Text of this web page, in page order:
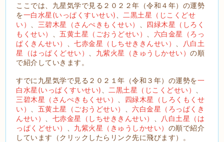
ここでは、九星気学で見る２０２２年（令和４年）の運勢
を一白水星(いっぱくすいせい)
二黒土星（じこくどせ
い）
三碧木星（さんぺきもくせい）
四緑木星（しろく
もくせい）
、五黄土星（ごおうどせい）
六白金星（ろっ
ぱくきんせい）
、七赤金星（しちせききんせい）
八白土
星（はっぱくどせい）
九紫火星（きゅうしかせい）の順
で紹介していきます。
すでに九星気学で見る２０２１年（令和３年）の運勢を一
白水星(いっぱくすいせい)
二黒土星（じこくどせい）
三碧木星（さんぺきもくせい）
四緑木星（しろくもくせ
い）
五黄土星（ごおうどせい） 、六白金星（ろっぱくき
んせい）
七赤金星（しちせききんせい）
八白土星（は
っぱくどせい）
九紫火星（きゅうしかせい） の順で紹介
しています（クリックしたらリンク先に飛びます）。